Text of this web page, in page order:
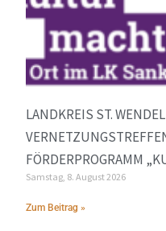
LANDKREIS ST.
FÖRDERPROGRAMM
Samstag, 8. August 2026
Zum Beitrag »